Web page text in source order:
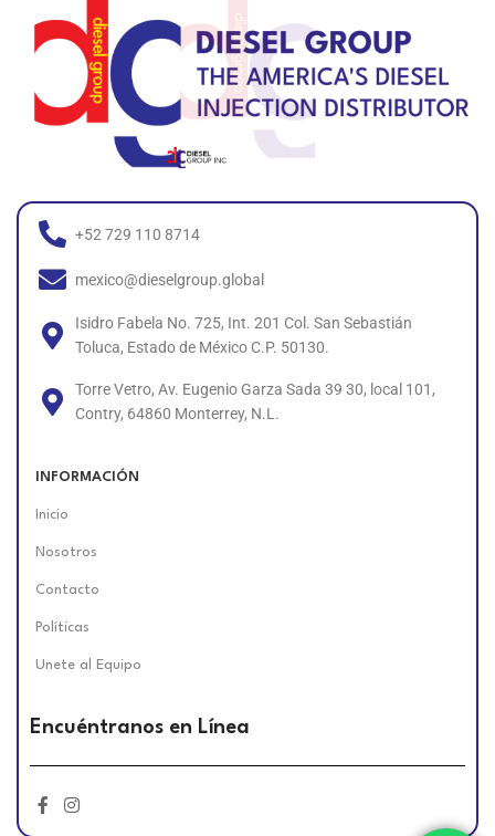
+52 729 110 8714
mexico@dieselgroup.global
Isidro Fabela No. 725, Int. 201 Col. San Sebastián
Toluca, Estado de México C.P. 50130.
Torre Vetro, Av. Eugenio Garza Sada 39 30, local 101,
Contry, 64860 Monterrey, N.L.
INFORMACIÓN
Inicio
Nosotros
Contacto
Políticas
Unete al Equipo
Encuéntranos en Línea